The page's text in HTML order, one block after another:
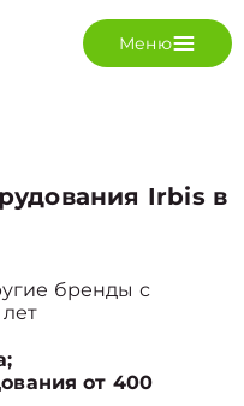
Меню
Irbis в
бренды с
от 400